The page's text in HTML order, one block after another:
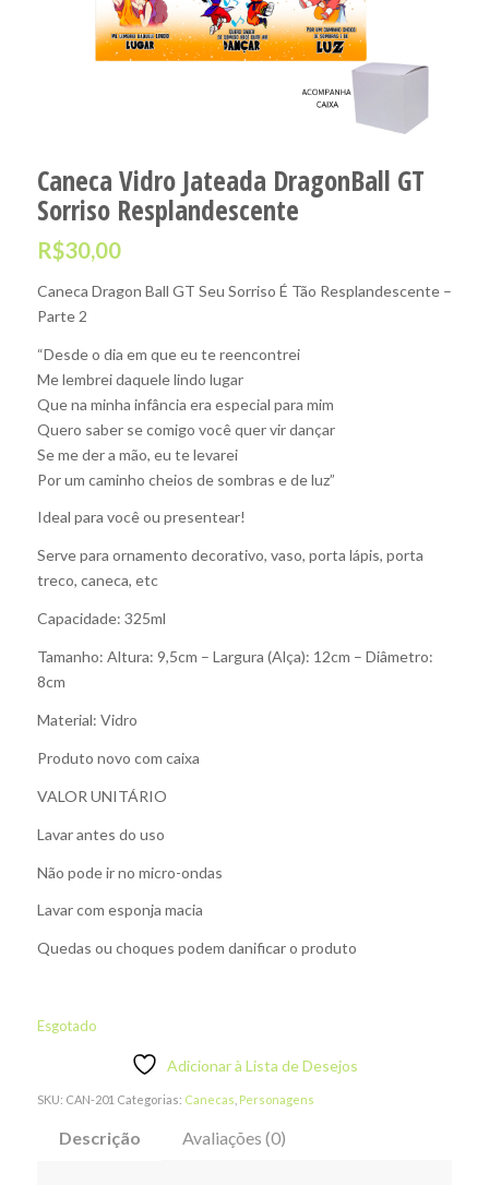
Caneca Vidro Jateada DragonBall GT
Sorriso Resplandescente
R$30,00
Caneca Dragon Ball GT Seu Sorriso É Tão Resplandescente –
Parte 2
“Desde o dia em que eu te reencontrei
Me lembrei daquele lindo lugar
Que na minha infância era especial para mim
Quero saber se comigo você quer vir dançar
Se me der a mão, eu te levarei
Por um caminho cheios de sombras e de luz”
Ideal para você ou presentear!
Serve para ornamento decorativo, vaso, porta lápis, porta
treco, caneca, etc
Capacidade: 325ml
Tamanho: Altura: 9,5cm – Largura (Alça): 12cm – Diâmetro:
8cm
Material: Vidro
Produto novo com caixa
VALOR UNITÁRIO
Lavar antes do uso
Não pode ir no micro-ondas
Lavar com esponja macia
Quedas ou choques podem danificar o produto
Esgotado
Adicionar à Lista de Desejos
SKU: CAN-201 Categorias: Canecas Personagens
Descrição Avaliações (0)